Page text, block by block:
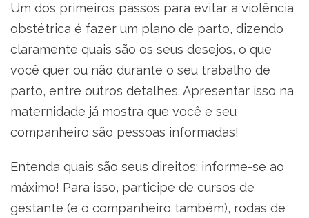
Um dos primeiros passos para evitar a violência
obstétrica é fazer um plano de parto, dizendo
claramente quais são os seus desejos, o que
você quer ou não durante o seu trabalho de
parto, entre outros detalhes. Apresentar isso na
maternidade já mostra que você e seu
companheiro são pessoas informadas!
Entenda quais são seus direitos: informe-se ao
máximo! Para isso, participe de cursos de
gestante (e o companheiro também), rodas de